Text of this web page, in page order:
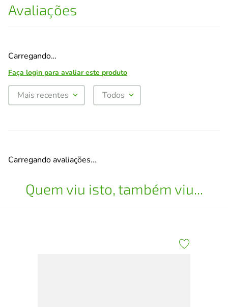
Avaliações
Carregando…
Faça login para avaliar este produto
Mais recentes Todos
Carregando avaliações…
Quem viu isto, também viu...